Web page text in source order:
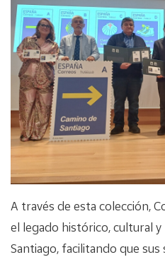
A través de esta colección,
el legado histórico, cultural
Santiago, facilitando que